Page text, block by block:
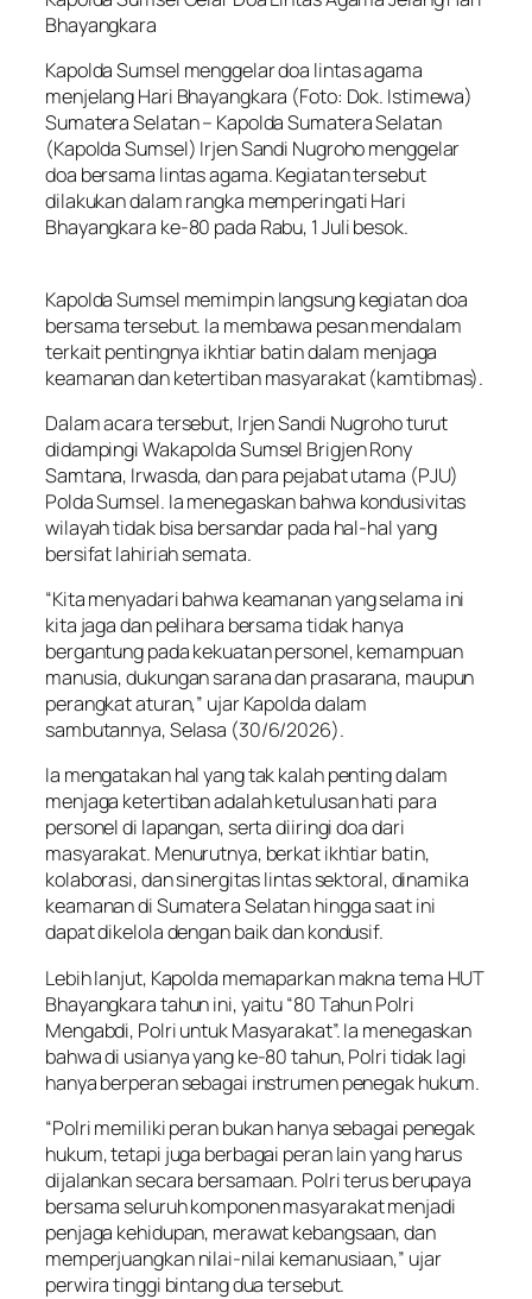
Bhayangkara
Kapolda Sumsel menggelar doa lintas agama
menjelang Hari Bhayangkara (Foto: Dok. Istimewa)
Sumatera Selatan – Kapolda Sumatera Selatan
(Kapolda Sumsel) Irjen Sandi Nugroho menggelar
doa bersama lintas agama. Kegiatan tersebut
dilakukan dalam rangka memperingati Hari
Bhayangkara ke-80 pada Rabu, 1 Juli besok.
Kapolda Sumsel memimpin langsung kegiatan doa
bersama tersebut. Ia membawa pesan mendalam
terkait pentingnya ikhtiar batin dalam menjaga
keamanan dan ketertiban masyarakat (kamtibmas).
Dalam acara tersebut, Irjen Sandi Nugroho turut
didampingi Wakapolda Sumsel Brigjen Rony
Samtana, Irwasda, dan para pejabat utama (PJU)
Polda Sumsel. Ia menegaskan bahwa kondusivitas
wilayah tidak bisa bersandar pada hal-hal yang
bersifat lahiriah semata.
“Kita menyadari bahwa keamanan yang selama ini
kita jaga dan pelihara bersama tidak hanya
bergantung pada kekuatan personel, kemampuan
manusia, dukungan sarana dan prasarana, maupun
perangkat aturan,” ujar Kapolda dalam
sambutannya, Selasa (30/6/2026).
Ia mengatakan hal yang tak kalah penting dalam
menjaga ketertiban adalah ketulusan hati para
personel di lapangan, serta diiringi doa dari
masyarakat. Menurutnya, berkat ikhtiar batin,
kolaborasi, dan sinergitas lintas sektoral, dinamika
keamanan di Sumatera Selatan hingga saat ini
dapat dikelola dengan baik dan kondusif.
Lebih lanjut, Kapolda memaparkan makna tema HUT
Bhayangkara tahun ini, yaitu “80 Tahun Polri
Mengabdi, Polri untuk Masyarakat”. Ia menegaskan
bahwa di usianya yang ke-80 tahun, Polri tidak lagi
hanya berperan sebagai instrumen penegak hukum.
“Polri memiliki peran bukan hanya sebagai penegak
hukum, tetapi juga berbagai peran lain yang harus
dijalankan secara bersamaan. Polri terus berupaya
bersama seluruh komponen masyarakat menjadi
penjaga kehidupan, merawat kebangsaan, dan
memperjuangkan nilai-nilai kemanusiaan,” ujar
perwira tinggi bintang dua tersebut.